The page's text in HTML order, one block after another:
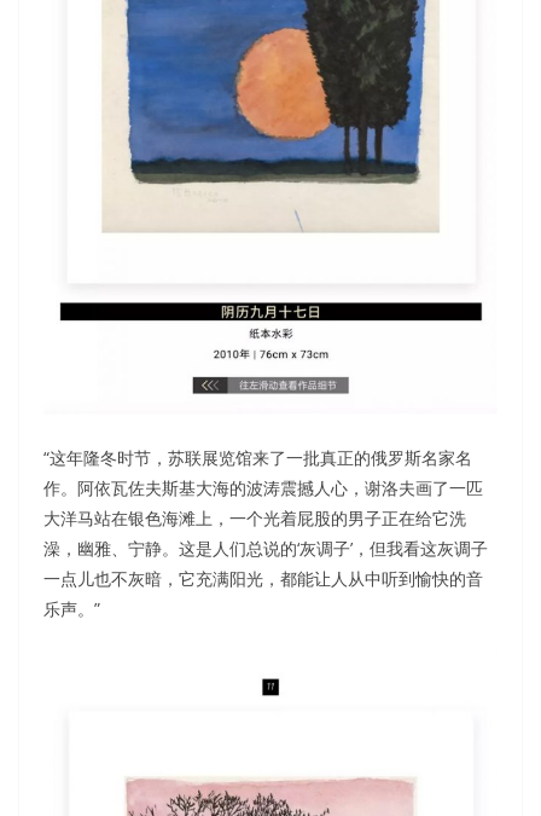
“这年隆冬时节，苏联展览馆来了一批真正的俄罗斯名家名
作。阿依瓦佐夫斯基大海的波涛震撼人心，谢洛夫画了一匹
大洋马站在银色海滩上，一个光着屁股的男子正在给它洗
澡，幽雅、宁静。这是人们总说的‘灰调子’，但我看这灰调子
一点儿也不灰暗，它充满阳光，都能让人从中听到愉快的音
乐声。”